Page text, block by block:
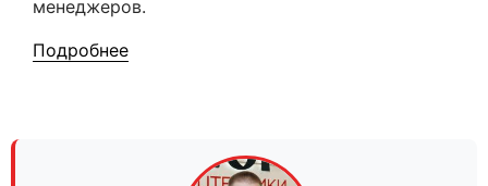
менеджеров.
Подробнее